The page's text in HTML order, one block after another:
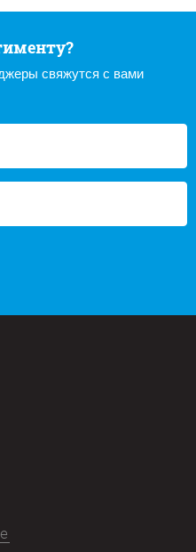
свяжутся с вами